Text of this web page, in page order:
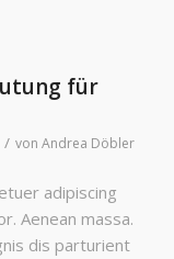
für
/ von Andrea Döbler
adipiscing
Aenean massa.
dis parturient